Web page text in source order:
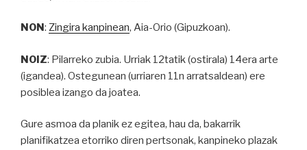
NON: Zingira kanpinean, Aia-Orio (Gipuzkoan).
NOIZ: Pilarreko zubia. Urriak 12tatik (ostirala) 14era arte
(igandea). Ostegunean (urriaren 11n arratsaldean) ere
posiblea izango da joatea.
Gure asmoa da planik ez egitea, hau da, bakarrik
planifikatzea etorriko diren pertsonak, kanpineko plazak